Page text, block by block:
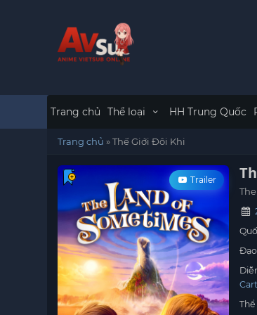
Trang chủ Thể loại HH Trung Quốc
Trang chủ »Thế Giới Đôi Khi
Trailer
Thể